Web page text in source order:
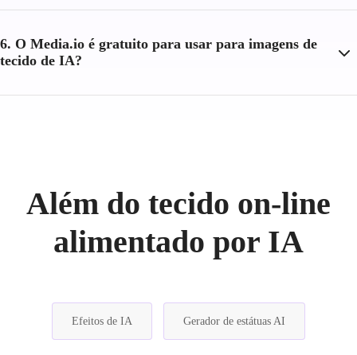
6. O Media.io é gratuito para usar para imagens de
tecido de IA?
Além do tecido on-line
alimentado por IA
Efeitos de IA Gerador de estátuas AI